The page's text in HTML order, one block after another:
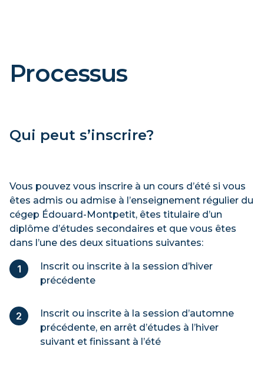
Processus
Qui peut s’inscrire?
Vous pouvez vous inscrire à un cours d’été si vous
êtes admis ou admise à l’enseignement régulier du
cégep Édouard-Montpetit, êtes titulaire d’un
diplôme d’études secondaires et que vous êtes
dans l’une des deux situations suivantes:
Inscrit ou inscrite à la session d’hiver
précédente
Inscrit ou inscrite à la session d’automne
précédente, en arrêt d’études à l’hiver
suivant et finissant à l’été